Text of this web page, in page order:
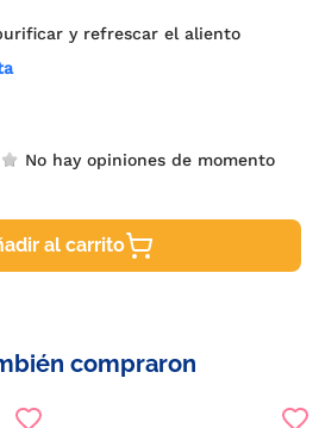
y refrescar el aliento
No hay opiniones de momento
al carrito
compraron